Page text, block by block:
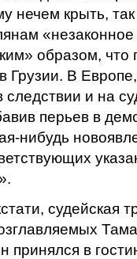
нечем крыть,
образом, что
Грузии. В
и на
перьев в
нибудь
судейская
принялся в